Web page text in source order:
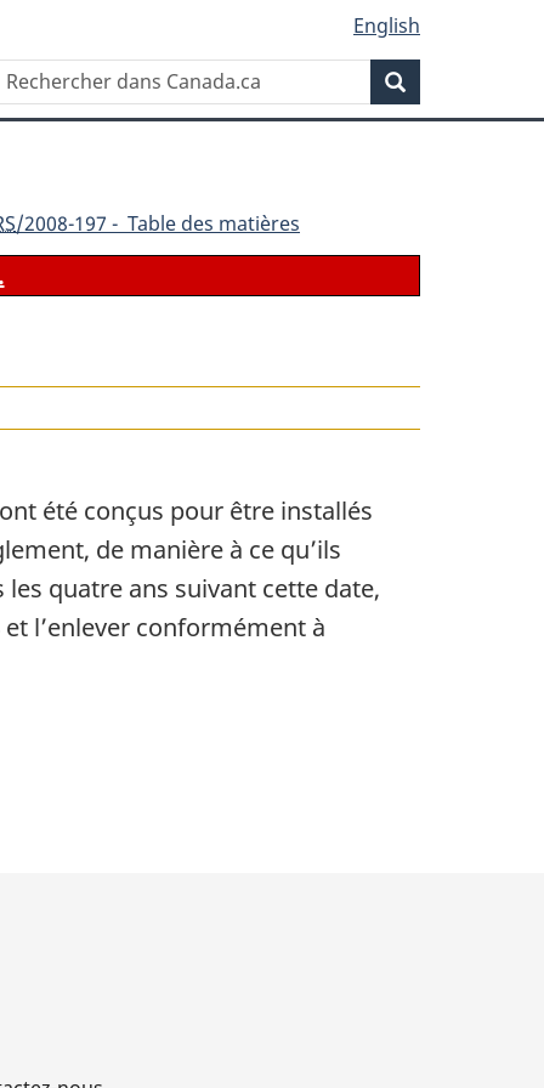
English
Rechercher
/2008-197 - Table des matières
été conçus pour être installés
de manière à ce qu’ils
quatre ans suivant cette date,
l’enlever conformément à